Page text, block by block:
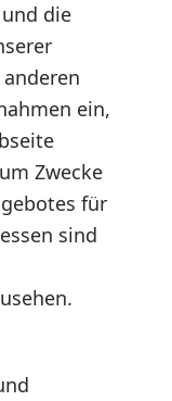
die
ein,
Zwecke
für
sind